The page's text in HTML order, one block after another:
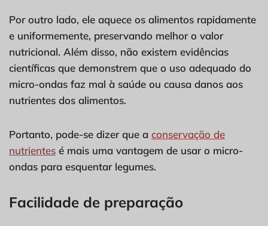
Por outro lado, ele aquece os alimentos rapidamente
e uniformemente, preservando melhor o valor
nutricional. Além disso, não existem evidências
científicas que demonstrem que o uso adequado do
micro-ondas faz mal à saúde ou causa danos aos
nutrientes dos alimentos.
Portanto, pode-se dizer que a conservação de
nutrientes é mais uma vantagem de usar o micro-
ondas para esquentar legumes.
Facilidade de preparação